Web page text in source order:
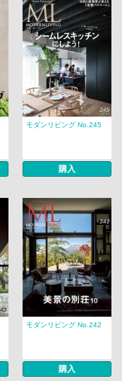
モダンリビング No.245
購入
モダンリビング No.242
購入